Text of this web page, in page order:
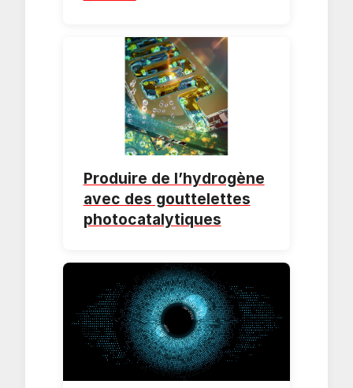
Produire de l’hydrogène
avec des gouttelettes
photocatalytiques